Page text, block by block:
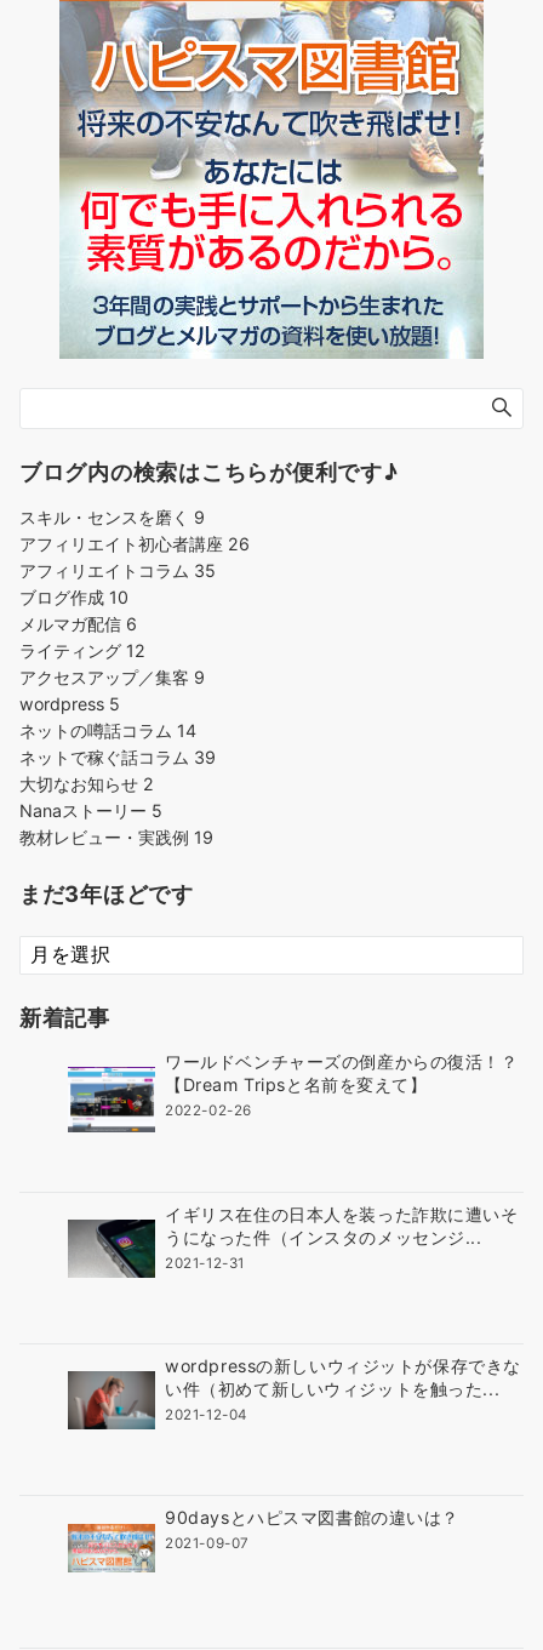
ブログ内の検索はこちらが便利です♪
スキル・センスを磨く 9
アフィリエイト初心者講座 26
アフィリエイトコラム 35
ブログ作成 10
メルマガ配信 6
ライティング 12
アクセスアップ／集客 9
wordpress 5
ネットの噂話コラム 14
ネットで稼ぐ話コラム 39
大切なお知らせ 2
Nanaストーリー 5
教材レビュー・実践例 19
まだ3年ほどです
ま
だ
年
新着記事
ワールドベンチャーズの倒産からの復活！？
【Dream Tripsと名前を変えて】
2022-02-26
イギリス在住の日本人を装った詐欺に遭いそ
うになった件（インスタのメッセンジ...
2021-12-31
wordpressの新しいウィジットが保存できな
い件（初めて新しいウィジットを触った...
2021-12-04
90daysとハピスマ図書館の違いは？
2021-09-07